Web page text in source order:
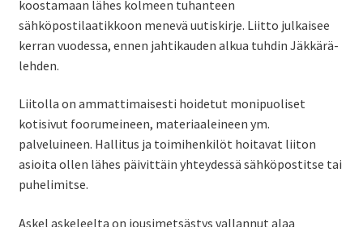
koostamaan lähes kolmeen tuhanteen
sähköpostilaatikkoon menevä uutiskirje. Liitto julkaisee
kerran vuodessa, ennen jahtikauden alkua tuhdin Jäkkärä-
lehden.
Liitolla on ammattimaisesti hoidetut monipuoliset
kotisivut foorumeineen, materiaaleineen ym.
palveluineen. Hallitus ja toimihenkilöt hoitavat liiton
asioita ollen lähes päivittäin yhteydessä sähköpostitse tai
puhelimitse.
Askel askeleelta on jousimetsästys vallannut alaa